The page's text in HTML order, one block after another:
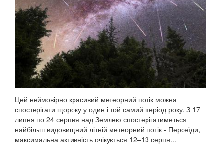
Цей неймовірно красивий метеорний потік можна
спостерігати щороку у один і той самий період року. З 17
липня по 24 серпня над Землею спостерігатиметься
найбільш видовищний літній метеорний потік - Персеїди,
максимальна активність очікується 12–13 серпн...